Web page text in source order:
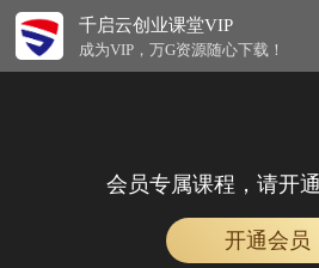
千启云创业课堂VIP
成为VIP，万G资源随心下载！
会员专属课程，请开
开通会员